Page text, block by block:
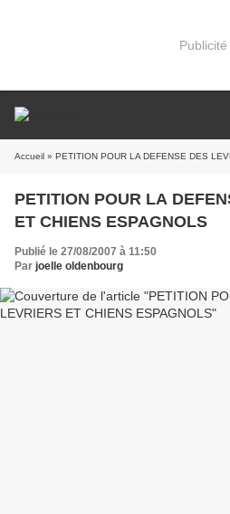
Publicité
Accueil » PETITION POUR LA DEFENSE DES
PETITION POUR LA
ET CHIENS ESPAGNOLS
Publié le 27/08/2007 à 11:50
Par joelle oldenbourg